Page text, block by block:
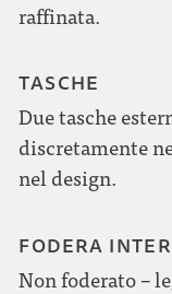
raffinata.
TASCHE
Due tasche
discretamente
nel design.
FODERA
Non foderato –